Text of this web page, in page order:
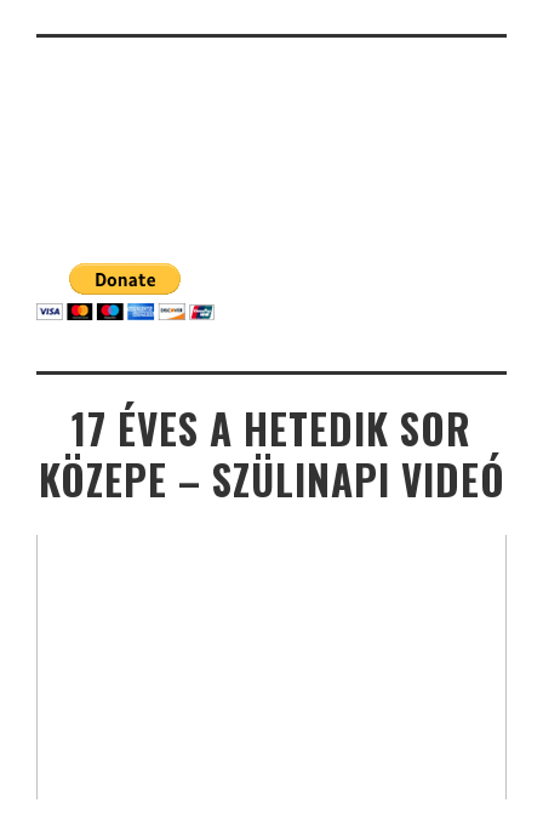
17 ÉVES A HETEDIK SOR
KÖZEPE – SZÜLINAPI VIDEÓ